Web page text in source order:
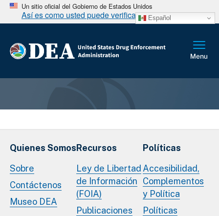
Un sitio oficial del Gobierno de Estados Unidos
Así es como usted puede verificarlo Español
Quienes Somos
Sobre
Contáctenos
Museo DEA
Recursos
Ley de Libertad
de Información
(FOIA)
Publicaciones
Políticas
Accesibilidad,
Complementos
y Política
Políticas